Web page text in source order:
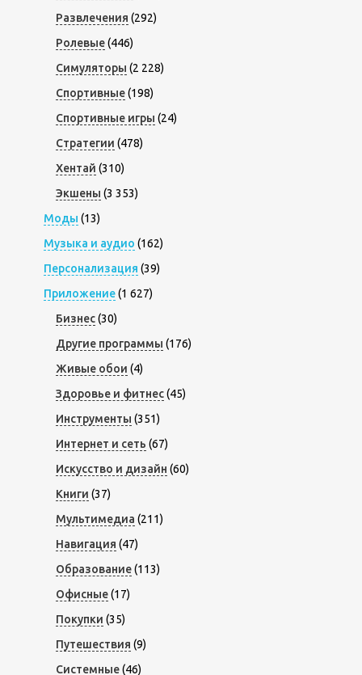
Развлечения (292)
Ролевые(446)
Симуляторы (2 228)
Спортивные(198)
Спортивные игры (24)
Стратегии (478)
Хентай (310)
Экшены (3 353)
Моды (13)
Музыка и аудио (162)
Персонализация (39)
Приложение(1 627)
Бизнес(30)
Другие программы (176)
Живые обои (4)
Здоровье и фитнес(45)
Инструменты (351)
Интернет и сеть (67)
Искусство и дизайн (60)
Книги (37)
Мультимедиа (211)
Навигация (47)
Образование(113)
Офисные(17)
Покупки (35)
Путешествия (9)
Системные(46)